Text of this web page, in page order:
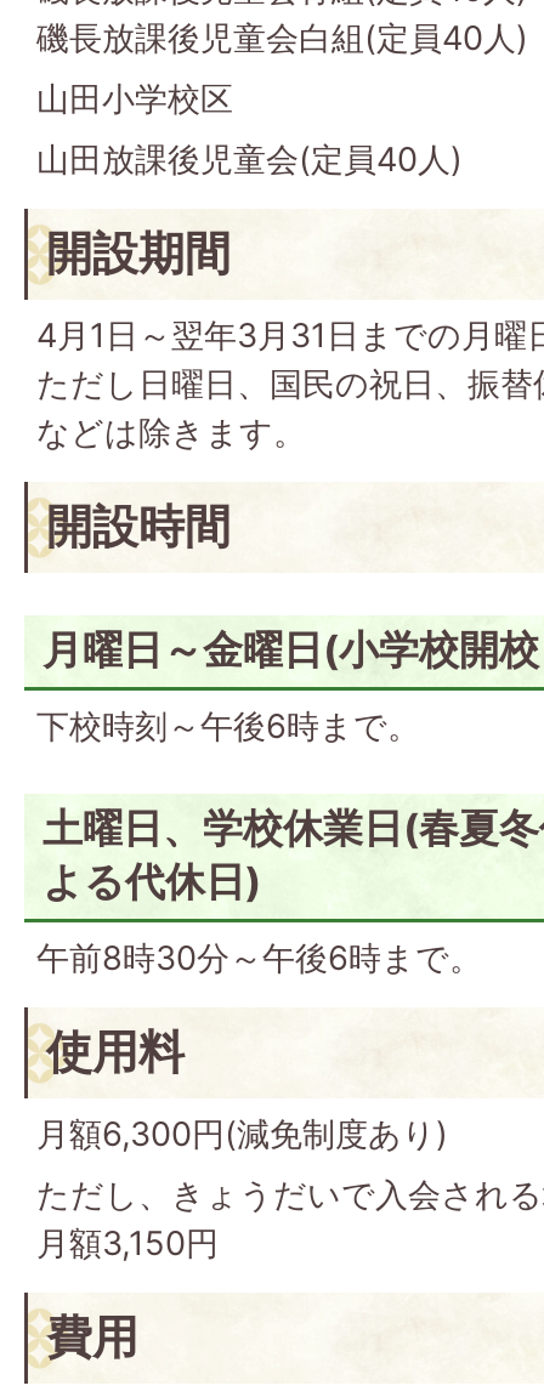
磯長放課後児童会白組(定員40人)
山田小学校区
山田放課後児童会(定員40人)
開設期間
4月1日～翌年3月31日までの月曜
ただし日曜日、国民の祝日、振
などは除きます。
開設時間
月曜日～金曜日(小学校開
下校時刻～午後6時まで。
土曜日、学校休業日(春夏
よる代休日)
午前8時30分～午後6時まで。
使用料
月額6,300円(減免制度あり)
ただし、きょうだいで入会され
月額3,150円
費用